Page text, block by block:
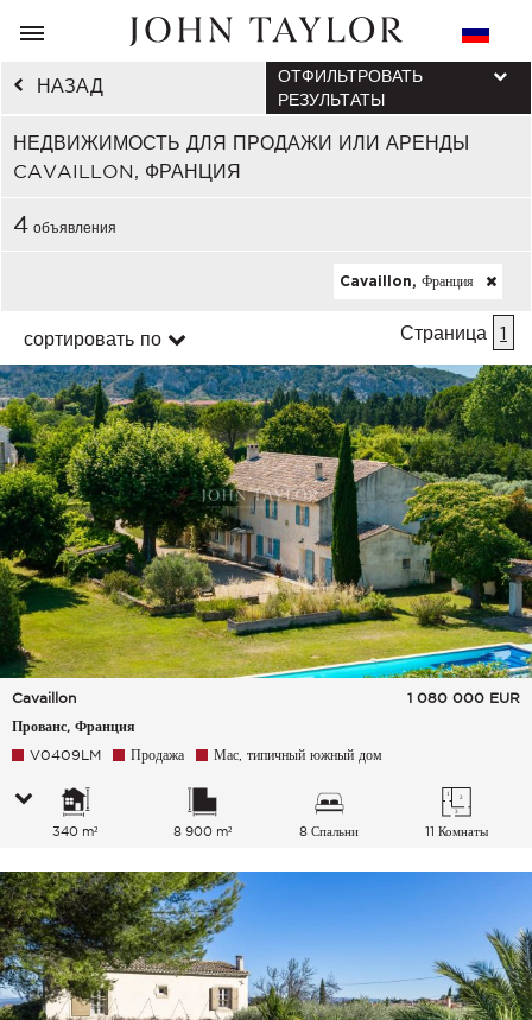
НАЗАД
НЕДВИЖИМОСТЬ ДЛЯ ПРОДАЖИ ИЛИ АРЕНДЫ
CAVAILLON, ФРАНЦИЯ
ОТФИЛЬТРОВАТЬ
РЕЗУЛЬТАТЫ
4 объявления
Cavaillon, Франция
сортировать по Страница 1
Cavaillon
Прованс, Франция
1 080 000 EUR
V0409LM Продажа Мас, типичный южный дом
340 m² 8 900 m² 8 Спальни 11 Комнаты